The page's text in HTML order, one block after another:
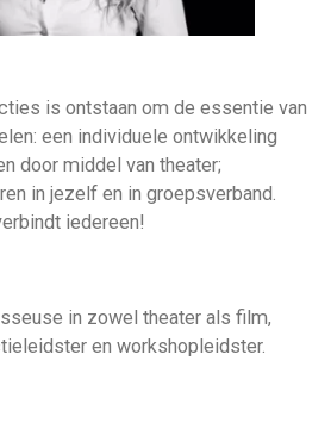
is ontstaan om de essentie van
een individuele ontwikkeling
door middel van theater;
in jezelf en in groepsverband.
iedereen!
in zowel theater als film,
en workshopleidster.